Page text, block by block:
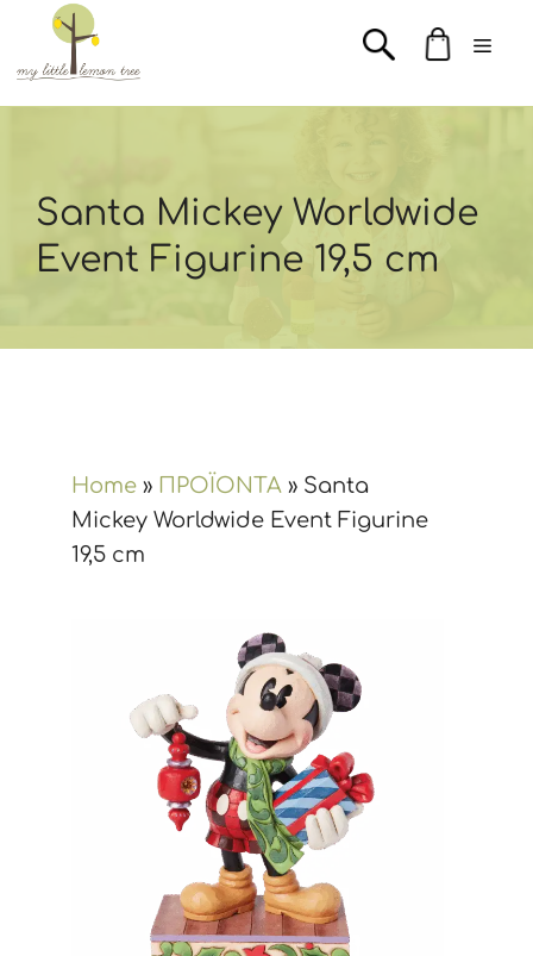
Μετάβαση
περιεχόμενο
Santa Mickey Worldwide
Event Figurine 19,5 cm
Home » ΠΡΟΪΟΝΤΑ » Santa
Mickey Worldwide Event Figurine
19,5 cm